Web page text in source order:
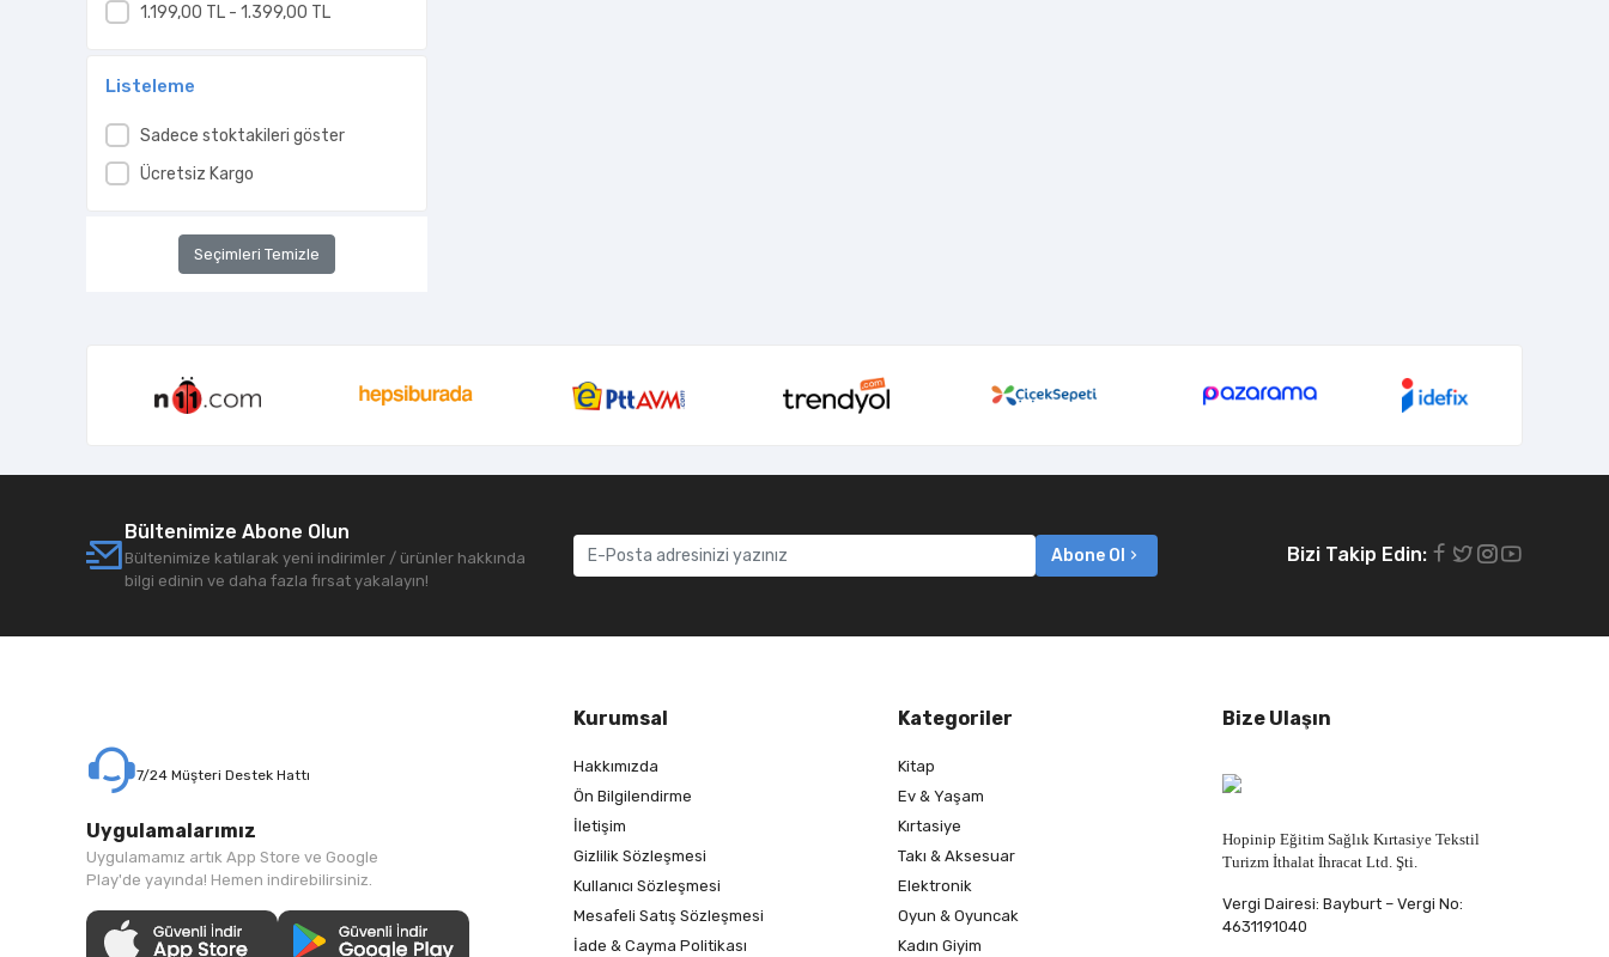
1.199,00 TL - 1.399,00 TL
Listeleme
Sadece stoktakileri göster
Ücretsiz Kargo
Seçimleri Temizle
Bültenimize Abone Olun
Bültenimize katılarak yeni indirimler / ürünler hakkında
bilgi edinin ve daha fazla fırsat yakalayın!
Abone Ol Bizi Takip Edin:
7/24 Müşteri Destek Hattı
Uygulamalarımız
Uygulamamız artık App Store ve Google
Play'de yayında! Hemen indirebilirsiniz.
Kurumsal
Hakkımızda
Ön Bilgilendirme
İletişim
Gizlilik Sözleşmesi
Kullanıcı Sözleşmesi
Mesafeli Satış Sözleşmesi
İade & Cayma Politikası
Kategoriler
Kitap
Ev & Yaşam
Kırtasiye
Takı & Aksesuar
Elektronik
Oyun & Oyuncak
Kadın Giyim
Bize Ulaşın
Hopinip Eğitim Sağlık Kırtasiye Tekstil
Turizm İthalat İhracat Ltd. Şti.
Vergi Dairesi: Bayburt – Vergi No:
4631191040